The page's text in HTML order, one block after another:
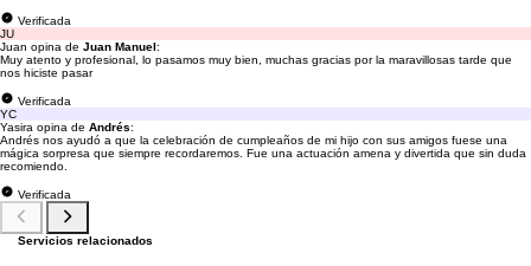
Verificada
JU
Juan opina de Juan Manuel:
Muy atento y profesional, lo pasamos muy bien, muchas gracias por la maravillosas tarde que
nos hiciste pasar
Verificada
YC
Yasira opina de Andrés:
Andrés nos ayudó a que la celebración de cumpleaños de mi hijo con sus amigos fuese una
mágica sorpresa que siempre recordaremos. Fue una actuación amena y divertida que sin duda
recomiendo.
Verificada
Servicios relacionados